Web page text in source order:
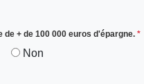
de + de 100 000 euros d'épargne. *
Non